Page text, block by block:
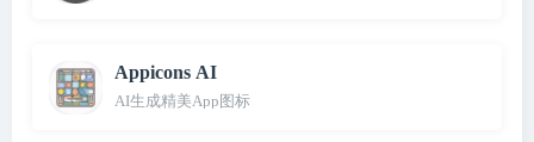
Appicons AI
AI生成精美App图标